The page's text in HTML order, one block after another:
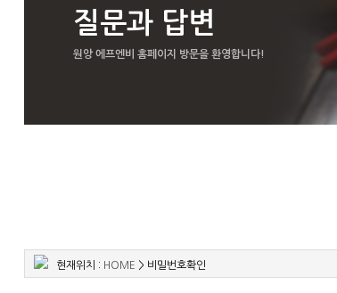
질문과 답변
원앙 에프엔비 홈페이지 방문을 환영합니다!
현재위치 : HOME > 비밀번호확인